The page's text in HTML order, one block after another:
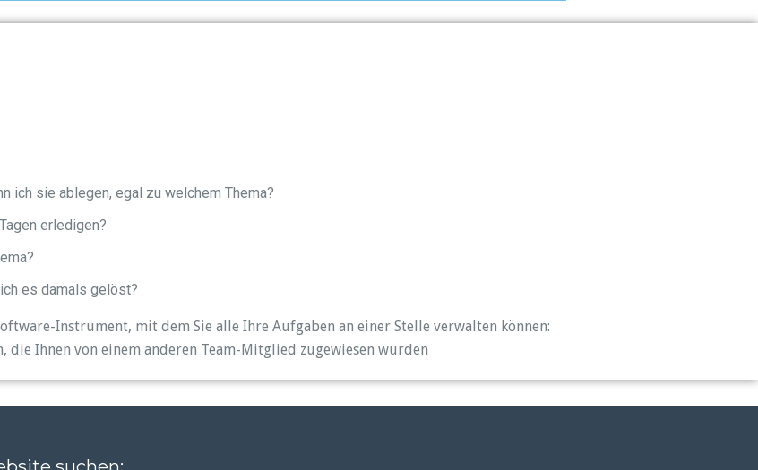
ich sie ablegen, egal zu welchem Thema?
erledigen?
es damals gelöst?
Instrument, mit dem Sie alle Ihre Aufgaben an einer Stelle verwalten können:
Ihnen von einem anderen Team-Mitglied zugewiesen wurden